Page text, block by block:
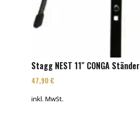
Stagg NEST 11″ CONGA Ständer
47,90 €
inkl. MwSt.